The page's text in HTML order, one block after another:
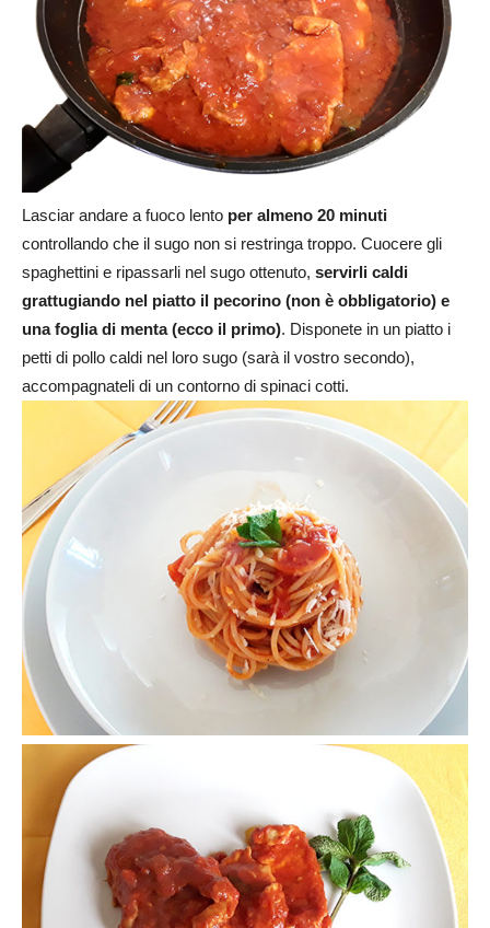
Lasciar andare a fuoco lento per almeno 20 minuti
controllando che il sugo non si restringa troppo. Cuocere gli
spaghettini e ripassarli nel sugo ottenuto, servirli caldi
grattugiando nel piatto il pecorino (non è obbligatorio) e
una foglia di menta (ecco il primo). Disponete in un piatto i
petti di pollo caldi nel loro sugo (sarà il vostro secondo),
accompagnateli di un contorno di spinaci cotti.